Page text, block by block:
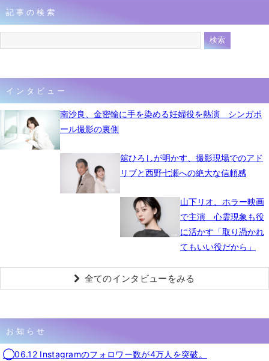
記事の検索
インタビュー
南沙良、金密輸に手を染める妊婦役を熱演 シンガポ
ール撮影の裏側
舘ひろしが明かす、撮影現場でのアド
リブと西野七瀬への絶大な信頼感
山下リオ、ホラー映画
で主演 心霊現象も役
に活かす「取り憑かれ
てもいい役だから」
全てのインタビューをみる
お知らせ
◯06.12 Instagramのフォロワー数が4万人を突破。